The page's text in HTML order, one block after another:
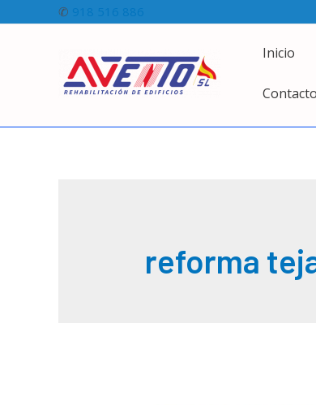
✆ 918 516 886
Inicio
Contacto
reforma